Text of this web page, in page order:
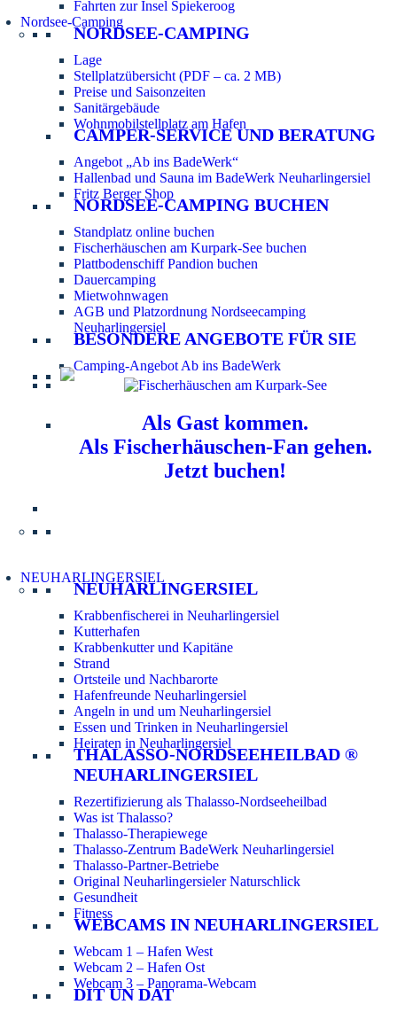
Fahrten zur Insel Spiekeroog
Nordsee-Camping
NORDSEE-CAMPING
Lage
Stellplatzübersicht (PDF – ca. 2 MB)
Preise und Saisonzeiten
Sanitärgebäude
Wohnmobilstellplatz am Hafen
CAMPER-SERVICE UND BERATUNG
Angebot „Ab ins BadeWerk“
Hallenbad und Sauna im BadeWerk Neuharlingersiel
Fritz Berger Shop
NORDSEE-CAMPING BUCHEN
Standplatz online buchen
Fischerhäuschen am Kurpark-See buchen
Plattbodenschiff Pandion buchen
Dauercamping
Mietwohnwagen
AGB und Platzordnung Nordseecamping
Neuharlingersiel
BESONDERE ANGEBOTE FÜR SIE
Camping-Angebot Ab ins BadeWerk
Als Gast kommen.
Als Fischerhäuschen-Fan gehen.
Jetzt buchen!
NEUHARLINGERSIEL
NEUHARLINGERSIEL
Krabbenfischerei in Neuharlingersiel
Kutterhafen
Krabbenkutter und Kapitäne
Strand
Ortsteile und Nachbarorte
Hafenfreunde Neuharlingersiel
Angeln in und um Neuharlingersiel
Essen und Trinken in Neuharlingersiel
Heiraten in Neuharlingersiel
THALASSO-NORDSEEHEILBAD ®
NEUHARLINGERSIEL
Rezertifizierung als Thalasso-Nordseeheilbad
Was ist Thalasso?
Thalasso-Therapiewege
Thalasso-Zentrum BadeWerk Neuharlingersiel
Thalasso-Partner-Betriebe
Original Neuharlingersieler Naturschlick
Gesundheit
Fitness
WEBCAMS IN NEUHARLINGERSIEL
Webcam 1 – Hafen West
Webcam 2 – Hafen Ost
Webcam 3 – Panorama-Webcam
DIT UN DAT